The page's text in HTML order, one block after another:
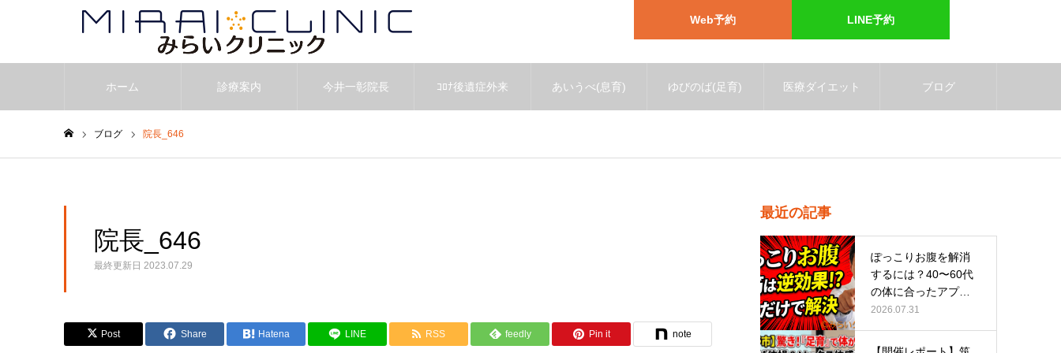
Web予約 LINE予約
ホーム 診療案内 今井一彰院長 ｺﾛﾅ後遺症外来 あいうべ(息育) ゆびのば(足育) 医療ダイエット ブログ
ブログ 院長_646
院長_646
最終更新日 2023.07.29
Post Share Hatena LINE RSS feedly Pin it note
最近の記事
ぽっこりお腹を解消
するには？40〜60代
の体に合ったアプロ
ーチ
2026.07.31